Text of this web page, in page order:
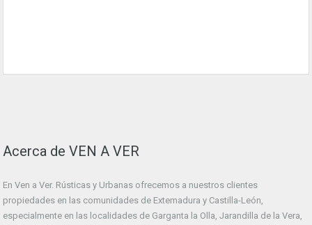
Acerca de VEN A VER
En Ven a Ver. Rústicas y Urbanas ofrecemos a nuestros clientes
propiedades en las comunidades de Extemadura y Castilla-León,
especialmente en las localidades de Garganta la Olla, Jarandilla de la Vera,